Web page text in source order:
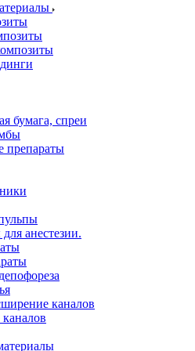
бумага, спреи
препараты
анестезии.
каналов